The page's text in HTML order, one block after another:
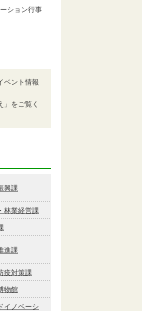
ション行事
ベント情報
」をご覧く
興課
林業経営課
進課
疫対策課
物館
イノベーシ